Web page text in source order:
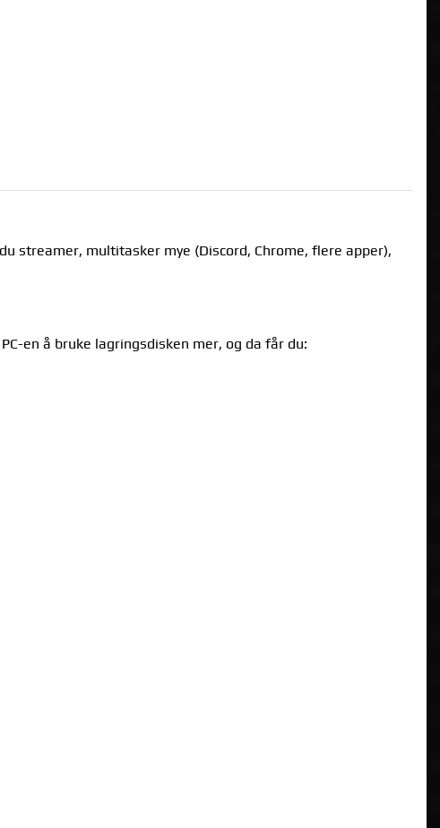
streamer, multitasker mye (Discord, Chrome, flere apper),
en å bruke lagringsdisken mer, og da får du: